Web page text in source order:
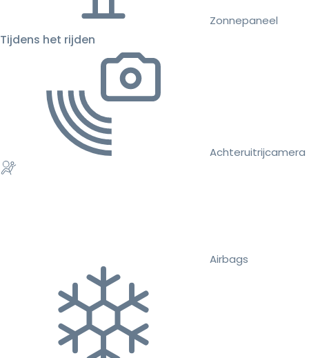
Zonnepaneel
Tijdens het rijden
Achteruitrijcamera
Airbags